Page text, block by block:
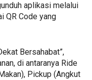
aplikasi melalui
QR Code yang
Bersahabat”,
di antaranya Ride
Pickup (Angkut